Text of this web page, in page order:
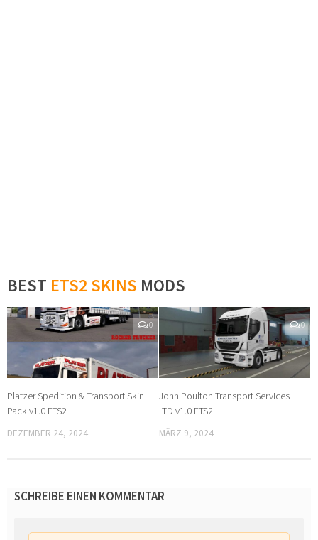
BEST ETS2 SKINS MODS
0
Platzer Spedition & Transport Skin
Pack v1.0 ETS2
DEZEMBER 24, 2024
0
John Poulton Transport Services
LTD v1.0 ETS2
MÄRZ 9, 2024
SCHREIBE EINEN KOMMENTAR